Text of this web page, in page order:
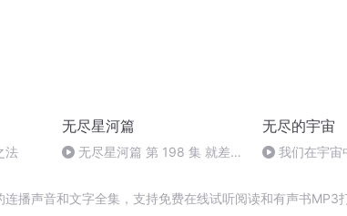
法
无尽星河篇
无尽星河篇 第 198 集 就差最
无尽的宇宙
我们在宇宙
上
播声音和文字全集，支持免费在线试听阅读和有声书MP3